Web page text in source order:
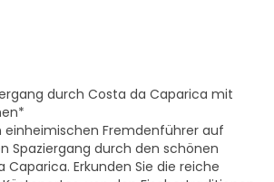
durch Costa da Caparica mit
einheimischen Fremdenführer auf
Spaziergang durch den schönen
Caparica. Erkunden Sie die reiche